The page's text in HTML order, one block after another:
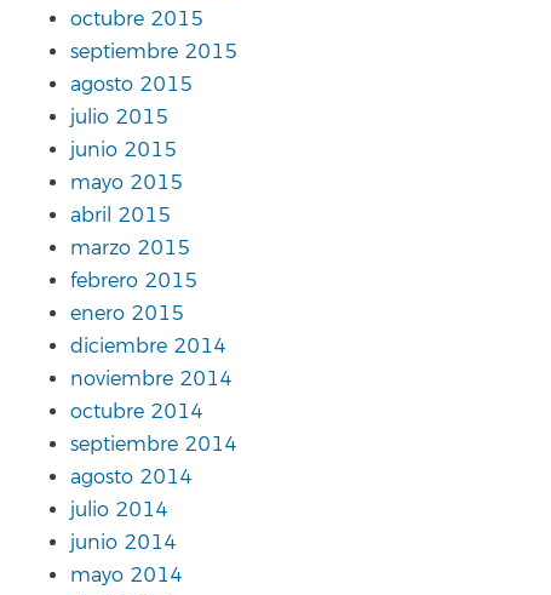
octubre 2015
septiembre 2015
agosto 2015
julio 2015
junio 2015
mayo 2015
abril 2015
marzo 2015
febrero 2015
enero 2015
diciembre 2014
noviembre 2014
octubre 2014
septiembre 2014
agosto 2014
julio 2014
junio 2014
mayo 2014